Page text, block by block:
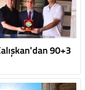
90+3